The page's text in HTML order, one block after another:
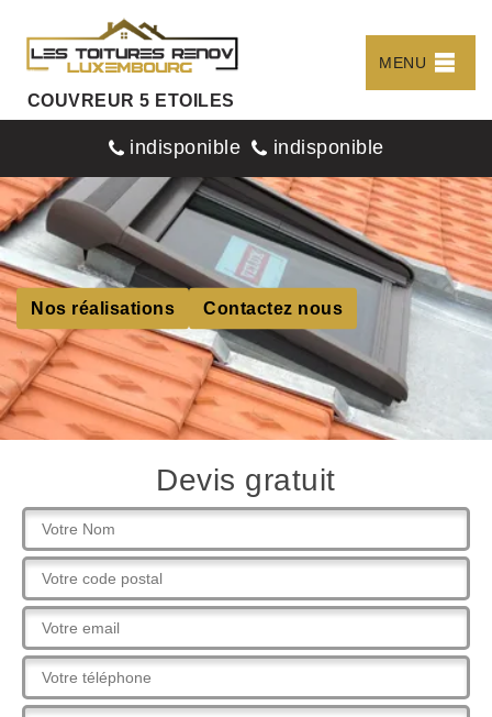
COUVREUR 5 ETOILES
MENU
indisponible indisponible
Nos réalisations Contactez nous
Devis gratuit